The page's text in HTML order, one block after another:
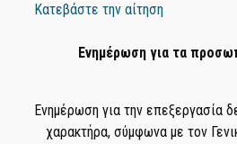
Κατεβάστε την αίτηση
Ενημέρωση για τα
Ενημέρωση για την επεξεργασία
χαρακτήρα, σύμφωνα με τον